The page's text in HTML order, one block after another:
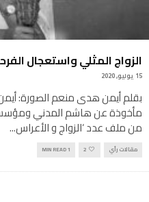
الزواج المثلي واستعجال
15 يوليو, 2020
بقلم أيمن هدى منعم الصورة:
مأخوذة عن هاشم المدني ومؤسسة
من ملف عدد ‘الزواج و الأعراس...
مقالات رأي 2
1 MIN READ